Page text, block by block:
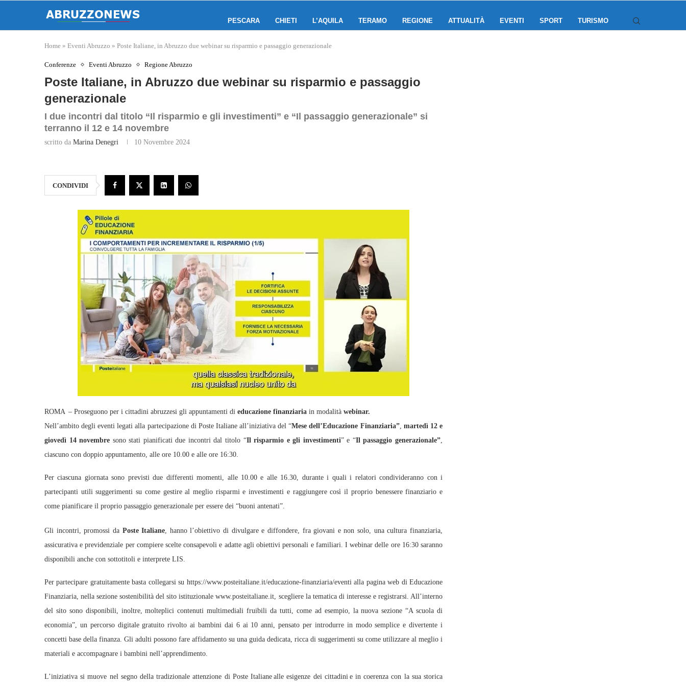
PESCARA CHIETI L’AQUILA TERAMO REGIONE ATTUALITÀ EVENTI SPORT TURISMO
Home » Eventi Abruzzo » Poste Italiane, in Abruzzo due webinar su risparmio e passaggio generazionale
Conferenze Eventi Abruzzo Regione Abruzzo
Poste Italiane, in Abruzzo due webinar su risparmio e passaggio
generazionale
I due incontri dal titolo “Il risparmio e gli investimenti” e “Il passaggio generazionale” si
terranno il 12 e 14 novembre
scritto da Marina Denegri 10 Novembre 2024
CONDIVIDI
ROMA – Proseguono per i cittadini abruzzesi gli appuntamenti di educazione finanziaria in modalità webinar.
Nell’ambito degli eventi legati alla partecipazione di Poste Italiane all’iniziativa del “Mese dell’Educazione Finanziaria”, martedì 12 e
giovedì 14 novembre sono stati pianificati due incontri dal titolo “Il risparmio e gli investimenti” e “Il passaggio generazionale”,
ciascuno con doppio appuntamento, alle ore 10.00 e alle ore 16:30.
Per ciascuna giornata sono previsti due differenti momenti, alle 10.00 e alle 16.30, durante i quali i relatori condivideranno con i
partecipanti utili suggerimenti su come gestire al meglio risparmi e investimenti e raggiungere così il proprio benessere finanziario e
come pianificare il proprio passaggio generazionale per essere dei “buoni antenati”.
Gli incontri, promossi da Poste Italiane, hanno l’obiettivo di divulgare e diffondere, fra giovani e non solo, una cultura finanziaria,
assicurativa e previdenziale per compiere scelte consapevoli e adatte agli obiettivi personali e familiari. I webinar delle ore 16:30 saranno
disponibili anche con sottotitoli e interprete LIS.
Per partecipare gratuitamente basta collegarsi su https://www.posteitaliane.it/educazione-finanziaria/eventi alla pagina web di Educazione
Finanziaria, nella sezione sostenibilità del sito istituzionale www.posteitaliane.it, scegliere la tematica di interesse e registrarsi. All’interno
del sito sono disponibili, inoltre, molteplici contenuti multimediali fruibili da tutti, come ad esempio, la nuova sezione “A scuola di
economia”, un percorso digitale gratuito rivolto ai bambini dai 6 ai 10 anni, pensato per introdurre in modo semplice e divertente i
concetti base della finanza. Gli adulti possono fare affidamento su una guida dedicata, ricca di suggerimenti su come utilizzare al meglio i
materiali e accompagnare i bambini nell’apprendimento.
L’iniziativa si muove nel segno della tradizionale attenzione di Poste Italiane alle esigenze dei cittadini e in coerenza con la sua storica